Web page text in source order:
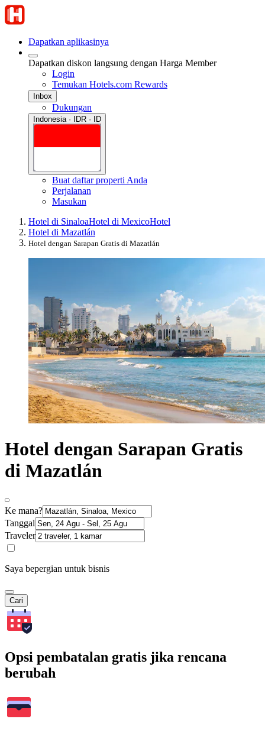
Dapatkan aplikasinya
Dapatkan diskon langsung dengan Harga Member
Login
Temukan Hotels.com Rewards
Inbox
Dukungan
Indonesia · IDR · ID
Buat daftar properti Anda
Perjalanan
Masukan
Hotel di SinaloaHotel di MexicoHotel
Hotel di Mazatlán
Hotel dengan Sarapan Gratis di Mazatlán
Hotel dengan Sarapan Gratis
di Mazatlán
Ke mana?
Tanggal
Traveler
Saya bepergian untuk bisnis
Cari
Opsi pembatalan gratis jika rencana
berubah